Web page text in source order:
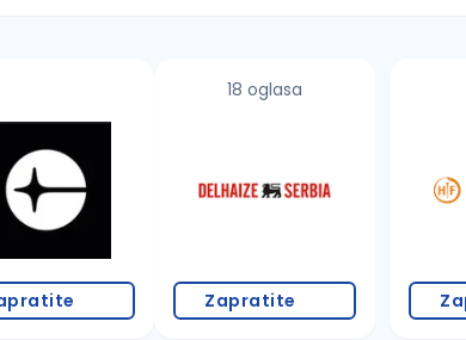
dž)
18 oglasa
Zapratite